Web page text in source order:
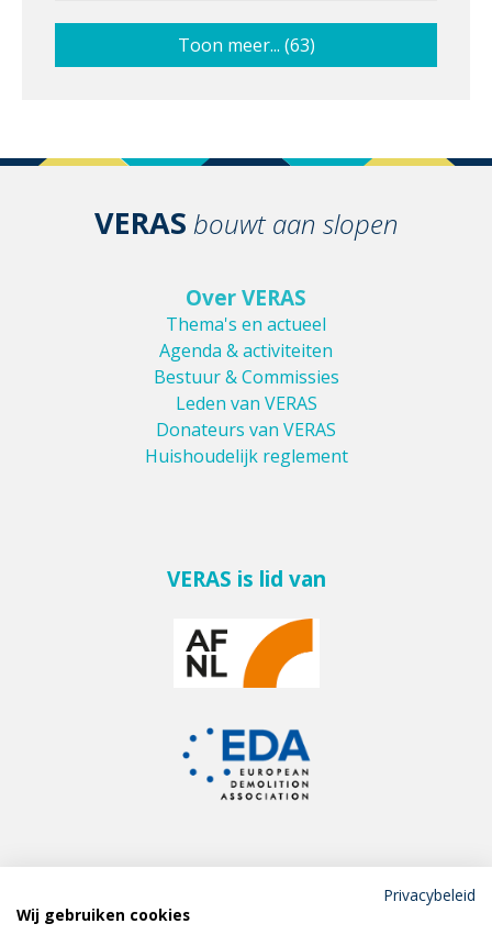
Toon meer... (63)
VERAS bouwt aan slopen
Over VERAS
Thema's en actueel
Agenda & activiteiten
Bestuur & Commissies
Leden van VERAS
Donateurs van VERAS
Huishoudelijk reglement
VERAS is lid van
Meld je aan voor de
Privacybeleid
Wij gebruiken cookies